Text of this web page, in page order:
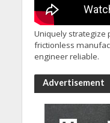
Uniquely strategize
frictionless
engineer reliable.
Advertisement